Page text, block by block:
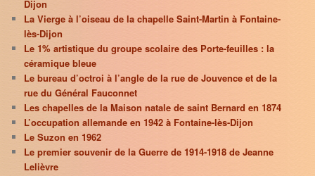
Dijon
La Vierge à l’oiseau de la chapelle Saint-Martin à Fontaine-
lès-Dijon
Le 1% artistique du groupe scolaire des Porte-feuilles : la
céramique bleue
Le bureau d’octroi à l’angle de la rue de Jouvence et de la
rue du Général Fauconnet
Les chapelles de la Maison natale de saint Bernard en 1874
L’occupation allemande en 1942 à Fontaine-lès-Dijon
Le Suzon en 1962
Le premier souvenir de la Guerre de 1914-1918 de Jeanne
Lelièvre